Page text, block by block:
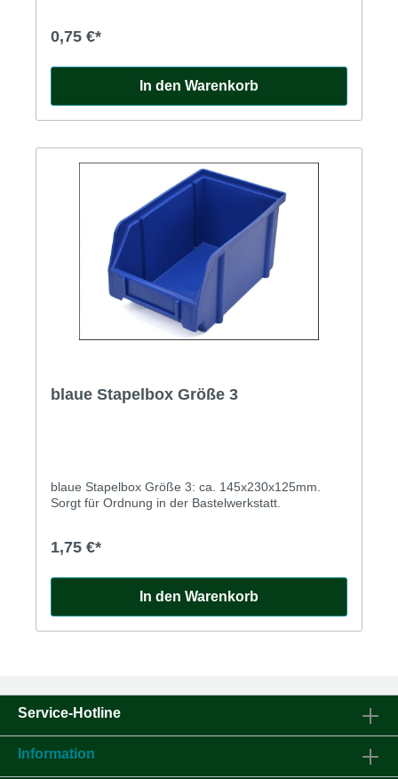
0,75 €*
In den Warenkorb
blaue Stapelbox Größe 3
blaue Stapelbox Größe 3: ca. 145x230x125mm.
Sorgt für Ordnung in der Bastelwerkstatt.
1,75 €*
In den Warenkorb
Service-Hotline
Information